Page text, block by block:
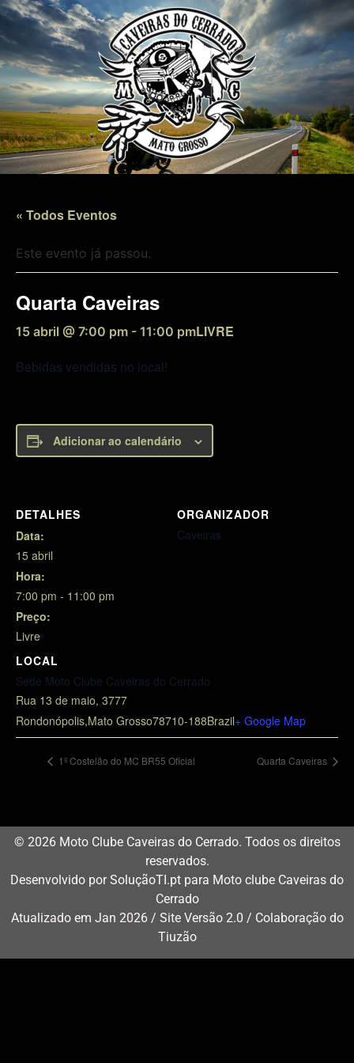
« Todos Eventos
Este evento já passou.
Quarta Caveiras
15 abril @ 7:00 pm - 11:00 pmLIVRE
Bebidas vendidas no local!
Adicionar ao calendário
DETALHES
Data:
15 abril
Hora:
7:00 pm - 11:00 pm
Preço:
Livre
LOCAL
Sede Moto Clube Caveiras do Cerrado
Rua 13 de maio, 3777
Rondonópolis,Mato Grosso78710-188Brazil+ Google Map
ORGANIZADOR
Caveiras
1º Costelão do MC BR55 Oficial Quarta Caveiras
© 2026 Moto Clube Caveiras do Cerrado. Todos os direitos
reservados.
Desenvolvido porSoluçãoTI.pt para Moto clube Caveiras do
Cerrado
Atualizado em Jan 2026 / Site Versão 2.0 / Colaboração do
Tiuzão